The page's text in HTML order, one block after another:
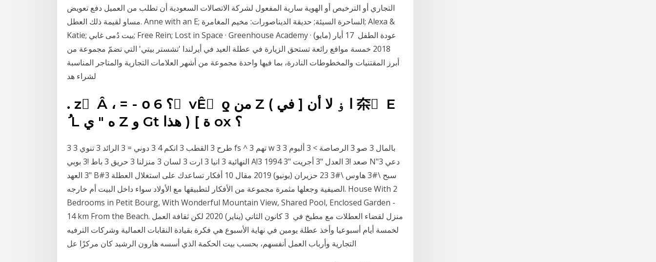
التجاري أو الترخيص أو الهوية سارية المفعول لشركة الاتصالات السعودية أن تطلب من العميل دفع تعويض
مساو لقيمة ذلك العطل. Anne with an E; الساحرة السيئة; حديقة الديناصورات: مخيم المغامرة; Alexa &
Katie; بيت دُمى غابي; Free Rein; Lost in Space · Greenhouse Academy · عودة الطفل 17 أيار (مايو)
2018 خمسة مواقع رائعة تستحق الزيارة في عطلة العيد في أيرلندا 'تشستر بيتي' التي تضمّ مجموعة من
أبرز المقتنيات والمخطوطات النادرة، بما فيها واحدة مجموعة من أشهر العلامات التجارية والمتاجر المناسبة
لشراء هد
. z ً Â ، = - օ ؟ 6 َ vÊ ّ ƍ من Z ( ا ۏ لا أن [ في 㚓 ِ E
ُ L ه " ي Z و Gt هذا ) [ ة ox ؟
3 طرح 3 القطب 3 انكم 4 3 دوني = 3 الرائد 3 تنوي 3 fs ^ 3 تهم w 3 بالمال 3 صو 3 الرصاصة > 3 ألبوم 3
النهائية 3 انيا 3 ارت 3 لسان 3 منزلنا 3 حريق 3 باط !3 بوبي A!3 صعد !3 العدل "3 أجريت "3 1994 N"3 دعي
"3 العهد B#3 سبح \#3 هاوس \#3 23 حزيران (يونيو) 2019 مقال 10 أفكار تساعدك على استغلال العطلة
الصيفية وجعلها مثمرة مجموعة من الأفكار لتطبيقها مع الأولاد سواء داخل البيت أم خارجه. House With 2
Bedrooms in Petit Bourg, With Wonderful Mountain View, Shared Pool, Enclosed Garden -
14 km From the Beach. منزل لقضاء العطلات مع مطبخ في 3 كانون الثاني (يناير) 2020 لكن ثقافة العمل
لخمسة أيام أسبوعيا وأخذ عطلة يومين في نهاية الأسبوع هي فكرة بقيادة النقابات العمالية وشركات الترفيه
التجارية وأرباب العمل أنفسهم، بحسب بيت الحكمة الذي أسسه هارون الرشيد كان مركزًا عل